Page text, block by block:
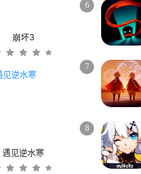
崩坏3
遇见逆水寒
6
7
8